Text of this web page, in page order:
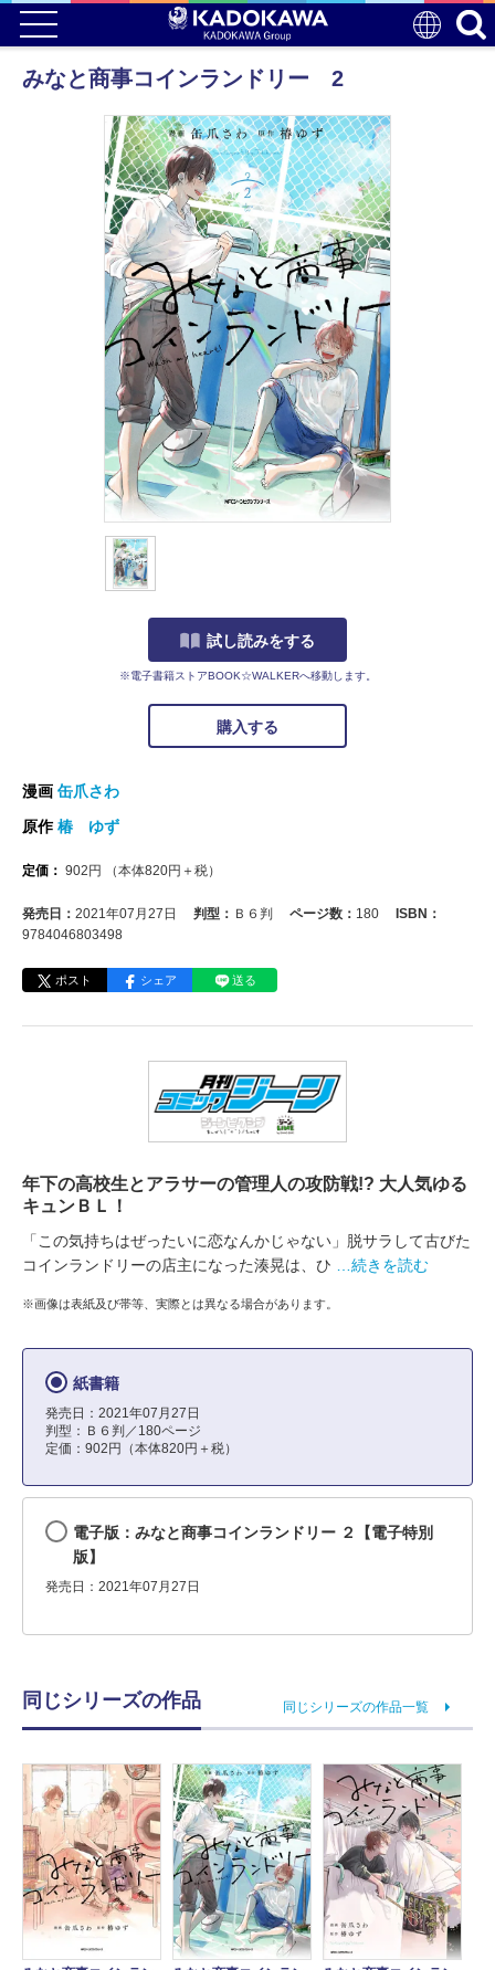
みなと商事コインランドリー 2
試し読みをする
※電子書籍ストアBOOK☆WALKERへ移動します。
購入する
漫画 缶爪さわ
原作椿 ゆず
定価： 902 円 （本体820円＋税）
発売日： 2021年07月27日 判型： Ｂ６判 ページ数： 180
ISBN：
9784046803498
ポスト シェア 送る
年下の高校生とアラサーの管理人の攻防戦!? 大人気ゆる
キュンＢＬ！
「この気持ちはぜったいに恋なんかじゃない」脱サラして古びた
コインランドリーの店主になった湊晃は、ひ
…続きを読む
※画像は表紙及び帯等、実際とは異なる場合があります。
紙書籍
発売日：2021年07月27日
判型：Ｂ６判／180ページ
定価：902円（本体820円＋税）
電子版：みなと商事コインランドリー ２【電子特別
版】
発売日：2021年07月27日
同じシリーズの作品 同じシリーズの作品一覧